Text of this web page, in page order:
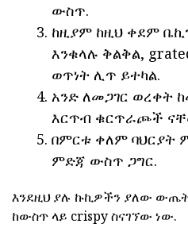
ውስጥ.
ከዚያም ከዚህ ቀደም
እንቁላሉ ቅልቅል,
ወጥነት ሊጥ ይተካል.
አንድ ለመጋገር ወረቀት
እርጥብ ቁርጥራጮች
በምርቱ ቀለም ባህርያት
ምድጃ ውስጥ ጋግር.
እንደዚህ ያሉ ኩኪዎችን ያለው
ከውስጥ ላይ crispy ስናገኘው ነው.